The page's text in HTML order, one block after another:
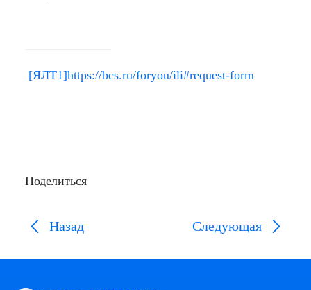
[ЯЛТ1]https://bcs.ru/foryou/ili#request-form
Поделиться
Назад Следующая